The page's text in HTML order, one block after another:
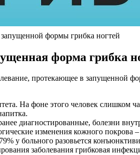
формы грибка ногтей
форма грибка
протекающее в запущенной
На фоне этого человек слишком
диагностированные, болезни
изменения кожного покрова
у больного разовьется
заболевания грибковая